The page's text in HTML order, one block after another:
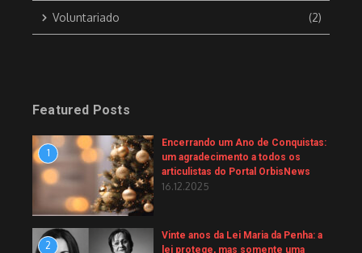
Voluntariado (2)
Featured Posts
1
Encerrando um Ano de Conquistas:
um agradecimento a todos os
articulistas do Portal OrbisNews
16.12.2025
2
Vinte anos da Lei Maria da Penha: a
lei protege, mas somente uma